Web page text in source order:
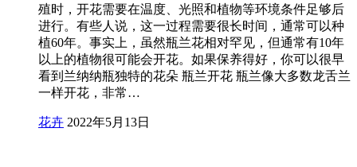
殖时，开花需要在温度、光照和植物等环境条件足够后
进行。有些人说，这一过程需要很长时间，通常可以种
植60年。事实上，虽然瓶兰花相对罕见，但通常有10年
以上的植物很可能会开花。如果保养得好，你可以很早
看到兰纳纳瓶独特的花朵 瓶兰开花 瓶兰像大多数龙舌兰
一样开花，非常…
花卉 2022年5月13日